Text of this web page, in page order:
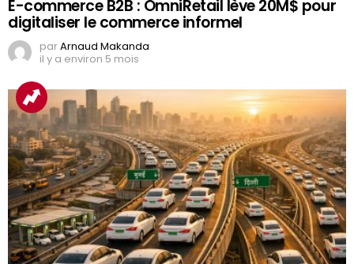
E-commerce B2B : OmniRetail lève 20M$ pour
digitaliser le commerce informel
parArnaud Makanda
il y a environ 5 mois